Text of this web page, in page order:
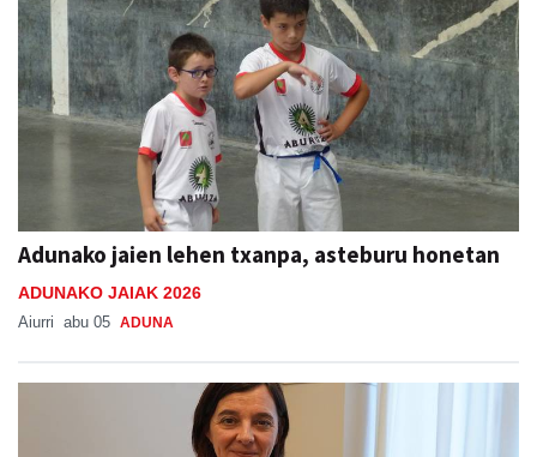
Adunako jaien lehen txanpa, asteburu honetan
ADUNAKO JAIAK 2026
Aiurri abu 05 ADUNA